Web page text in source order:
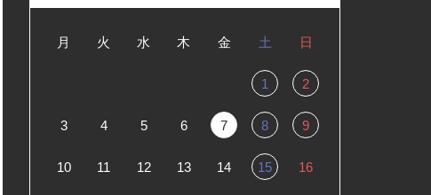
月 火 水 木 金 土 日
1 2
3 4 5 6 7 8 9
10 11 12 13 14 15 16